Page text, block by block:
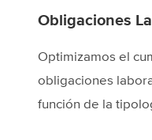
Obligaciones
Optimizamos el
obligaciones
función de la